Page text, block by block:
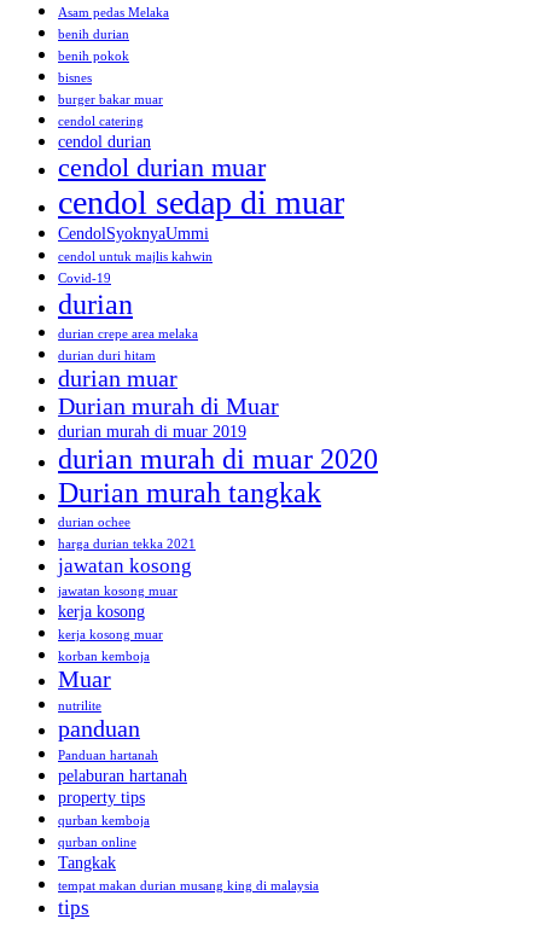
Asam pedas Melaka
benih durian
benih pokok
bisnes
burger bakar muar
cendol catering
cendol durian
cendol durian muar
cendol sedap di muar
CendolSyoknyaUmmi
cendol untuk majlis kahwin
Covid-19
durian
durian crepe area melaka
durian duri hitam
durian muar
Durian murah di Muar
durian murah di muar 2019
durian murah di muar 2020
Durian murah tangkak
durian ochee
harga durian tekka 2021
jawatan kosong
jawatan kosong muar
kerja kosong
kerja kosong muar
korban kemboja
Muar
nutrilite
panduan
Panduan hartanah
pelaburan hartanah
property tips
qurban kemboja
qurban online
Tangkak
tempat makan durian musang king di malaysia
tips